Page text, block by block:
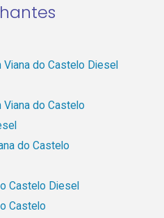
do Castelo Diesel
do Castelo
do Castelo
Castelo Diesel
Castelo